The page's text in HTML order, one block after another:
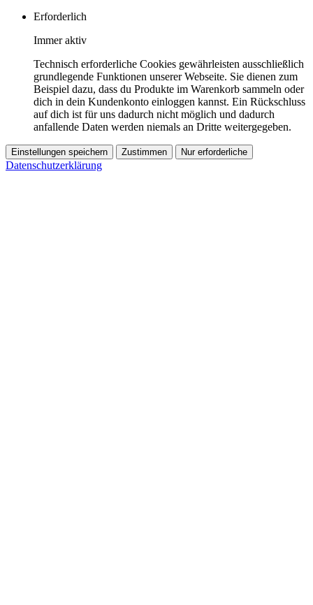
Erforderlich
Immer aktiv
Technisch erforderliche Cookies gewährleisten ausschließlich
grundlegende Funktionen unserer Webseite. Sie dienen zum
Beispiel dazu, dass du Produkte im Warenkorb sammeln oder
dich in dein Kundenkonto einloggen kannst. Ein Rückschluss
auf dich ist für uns dadurch nicht möglich und dadurch
anfallende Daten werden niemals an Dritte weitergegeben.
Einstellungen speichern Zustimmen Nur erforderliche
Datenschutzerklärung